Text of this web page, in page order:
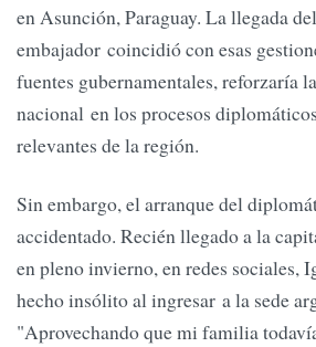
en Asunción, Paraguay. La llegada
embajador coincidió con esas
fuentes gubernamentales, reforzaría
nacional en los procesos
relevantes de la región.
Sin embargo, el arranque del
accidentado. Recién llegado a la
en pleno invierno, en redes sociales,
hecho insólito al ingresar a la sede
"Aprovechando que mi familia